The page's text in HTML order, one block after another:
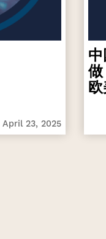
April 23, 2025